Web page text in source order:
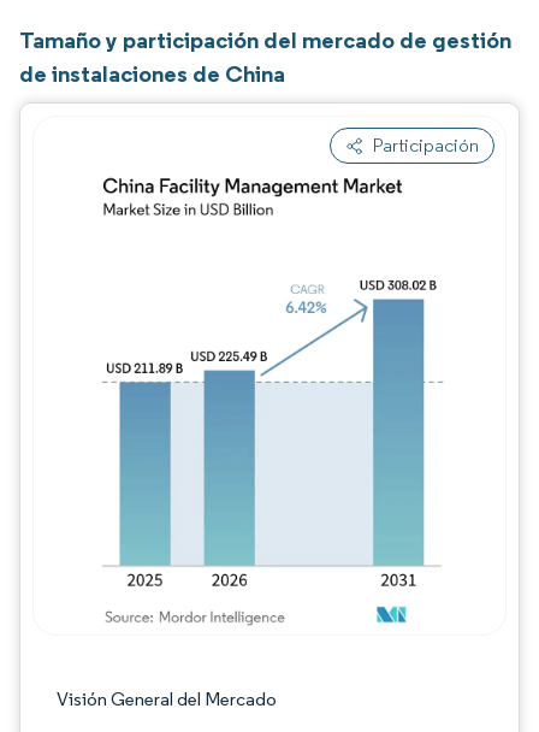
Tamaño y participación del mercado de gestión
de instalaciones de China
Participación
Visión General del Mercado